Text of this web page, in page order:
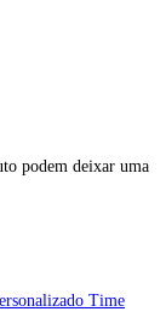
podem deixar uma